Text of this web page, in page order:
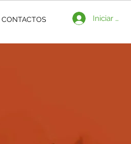
CONTACTOS Iniciar